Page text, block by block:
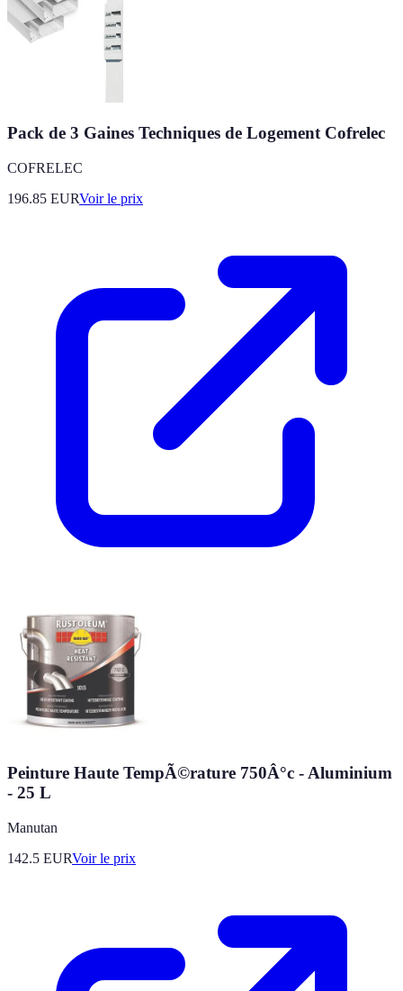
Pack de 3 Gaines Techniques de Logement Cofrelec
COFRELEC
196.85 EURVoir le prix
Peinture Haute TempÃ©rature 750Â°c - Aluminium
- 25 L
Manutan
142.5 EURVoir le prix